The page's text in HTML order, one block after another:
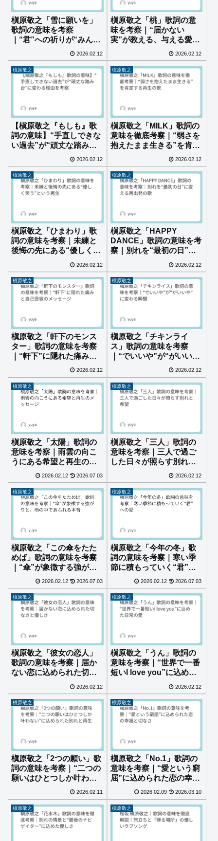
槇原敬之「雪に願いを」
歌詞の意味を考察
｜“君”への祈りが“みん
な”へ広がる冬の名曲
2026.02.12
槇原敬之「桃」歌詞の意
味を考察｜“届かない
実”が教える、与える愛へ
2026.02.12
槇原敬之
【槇原敬之『もしも』歌
詞の意味】“手直しできな
い過去”が“頑丈な踏み
台”に変わる理由を考察
2026.02.12
槇原敬之
槇原敬之「MILK」歌詞の
意味を徹底考察｜“弱さを
抱えたまま生きる”を肯定
2026.02.12
槇原敬之
槇原敬之「ひまわり」歌
詞の意味を考察｜未練と
後悔の先にある“優しく笑
2026.02.12
槇原敬之
槇原敬之「HAPPY
DANCE」歌詞の意味を考
察｜別れを“最初の日”に
2026.02.12
槇原敬之
槇原敬之「軒下のモンス
ター」歌詞の意味を考察
｜“軒下”に隠れた痛みと
自己受容のメッセージ
2026.02.12
槇原敬之
槇原敬之「チキンライ
ス」歌詞の意味を考察
｜“でいいや”が“がいい
2026.02.12
槇原敬之
槇原敬之「太陽」歌詞の
意味を考察｜雨雲の向こ
うにある希望と再生のメ
ッセージ
2026.02.12 2026.07.03
槇原敬之
槇原敬之「三人」歌詞の
意味を考察｜三人で過ご
した日々が照らす別れと
2026.02.12
槇原敬之
槇原敬之「この傘をたた
めば」歌詞の意味を考察
｜“傘”が象徴する強がり
と、雨の中であふれる本
音
2026.02.12 2026.07.03
槇原敬之
槇原敬之「今年の冬」歌
詞の意味を考察｜寒い季
節に積もっていく“君”へ
2026.02.12 2026.07.03
槇原敬之
槇原敬之「彼女の恋人」
歌詞の意味を考察｜届か
ない恋に込められた切な
2026.02.12
槇原敬之
槇原敬之「うん」歌詞の
意味を考察｜“世界で一番
短いI love you”に込めた
2026.02.12
槇原敬之
槇原敬之「2つの願い」歌
詞の意味を考察｜“二つの
願いはひとつしか叶わな
い”に込められた別れと再
生
2026.02.11
槇原敬之
槇原敬之「No.1」歌詞の
意味を考察｜“愛という窮
屈”に込められた恋の幸福
と切なさ
2026.02.09 2026.03.10
槇原敬之 槇原敬之